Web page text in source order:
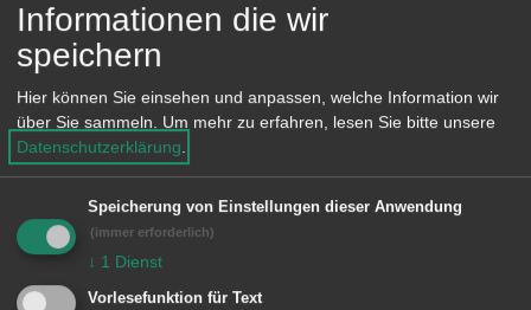
p
i
g
Vorsitzender
Anschrift
Telefon: 07367 923521
Einrichtung
Informationen die wir
speichern
Hier können Sie einsehen und anpassen, welche Information wir
über Sie sammeln.
Um mehr zu erfahren, lesen Sie bitte unsere
Datenschutzerklärung
Speicherung von Einstellungen dieser Anwendung
(immer erforderlich)
↓ 1 Dienst
Vorlesefunktion für Text